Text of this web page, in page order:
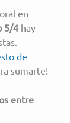
en
5/4 hay
de
sumarte!
entre